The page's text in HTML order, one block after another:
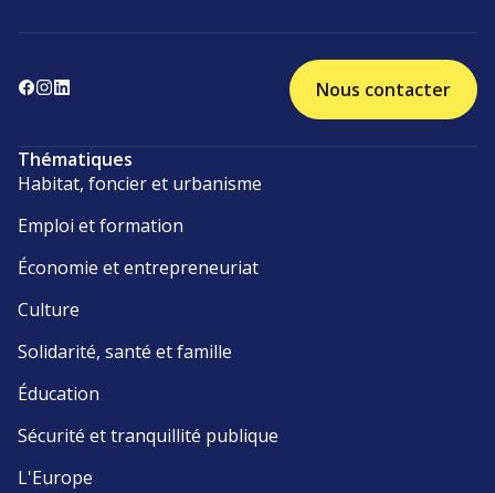
Nous contacter
Thématiques
Habitat, foncier et urbanisme
Emploi et formation
Économie et entrepreneuriat
Culture
Solidarité, santé et famille
Éducation
Sécurité et tranquillité publique
L'Europe